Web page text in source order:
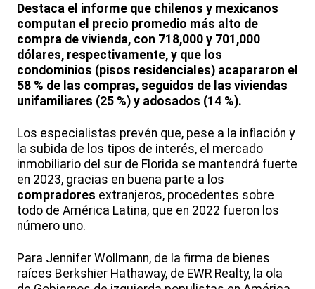
Destaca el informe que chilenos y mexicanos
computan el precio promedio más alto de
compra de vivienda, con 718,000 y 701,000
dólares, respectivamente, y que los
condominios (pisos residenciales) acapararon el
58 % de las compras, seguidos de las viviendas
unifamiliares (25 %) y adosados (14 %).
Los especialistas prevén que, pese a la inflación y
la subida de los tipos de interés, el mercado
inmobiliario del sur de Florida se mantendrá fuerte
en 2023, gracias en buena parte a los
compradores extranjeros, procedentes sobre
todo de América Latina, que en 2022 fueron los
número uno.
Para Jennifer Wollmann, de la firma de bienes
raíces Berkshier Hathaway, de EWR Realty, la ola